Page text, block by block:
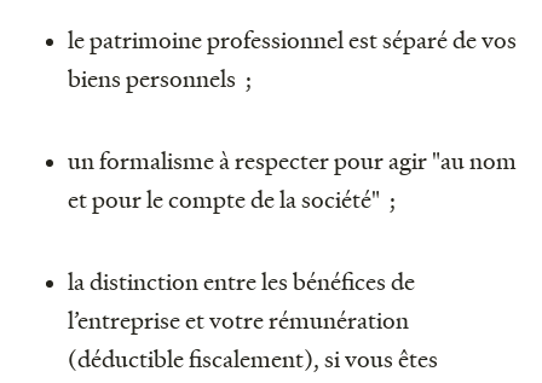
le patrimoine professionnel est séparé de vos
biens personnels ;
un formalisme à respecter pour agir "au nom
et pour le compte de la société" ;
la distinction entre les bénéfices de
l’entreprise et votre rémunération
(déductible fiscalement), si vous êtes